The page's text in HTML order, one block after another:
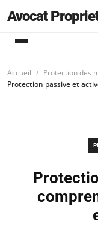
Avocat
Accueil
Protection des
Protection passive et